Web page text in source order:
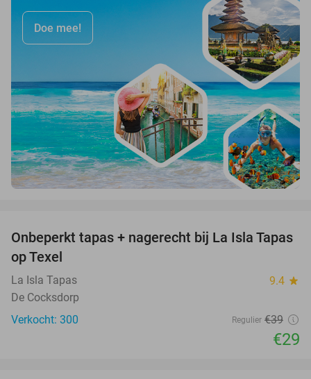
Doe mee!
26%
Onbeperkt tapas + nagerecht bij La Isla Tapas
op Texel
La Isla Tapas 9.4 star
De Cocksdorp
Verkocht: 300
Regulier €39
€29